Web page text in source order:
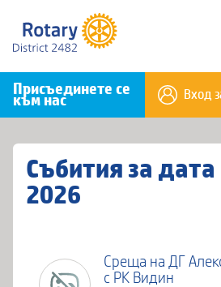
Присъединете се
към нас Вход
Събития за
2026
Среща на ДГ
с РК Видин